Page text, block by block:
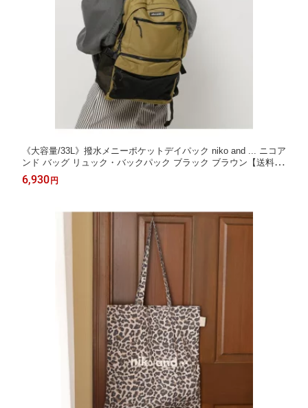
《大容量/33L》撥水メニーポケットデイパック niko and ... ニコア
ンド バッグ リュック・バックパック ブラック ブラウン【送料無
料】[Rakuten Fashion]
6,930 円